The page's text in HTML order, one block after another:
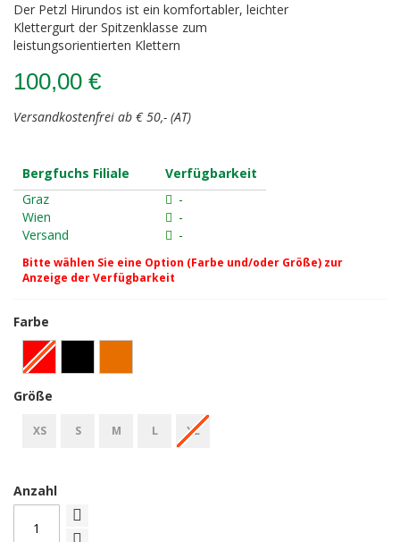
Der Petzl Hirundos ist ein komfortabler, leichter
Klettergurt der Spitzenklasse zum
leistungsorientierten Klettern
100,00 €
Versandkostenfrei ab € 50,- (AT)
Bergfuchs Filiale
Verfügbarkeit
Graz
-
Wien
-
Versand
-
Bitte wählen Sie eine Option (Farbe und/oder Größe) zur
Anzeige der Verfügbarkeit
Farbe
Größe
XS S M L XL
Anzahl